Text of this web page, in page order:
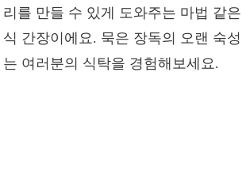
리를 만들 수 있게 도와주는 마법 같
식 간장이에요. 묵은 장독의 오랜 숙
는 여러분의 식탁을 경험해보세요.